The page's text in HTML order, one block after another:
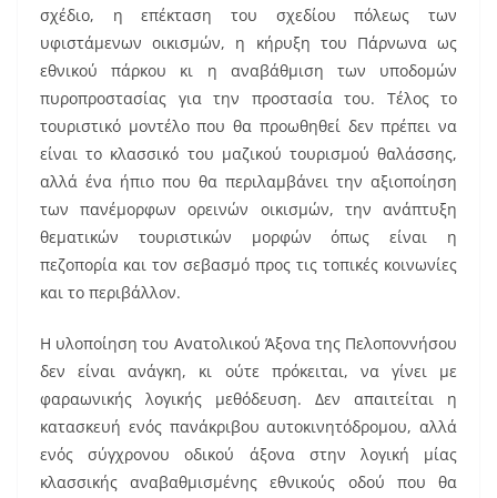
σχέδιο, η επέκταση του σχεδίου πόλεως των
υφιστάμενων οικισμών, η κήρυξη του Πάρνωνα ως
εθνικού πάρκου κι η αναβάθμιση των υποδομών
πυροπροστασίας για την προστασία του. Τέλος το
τουριστικό μοντέλο που θα προωθηθεί δεν πρέπει να
είναι το κλασσικό του μαζικού τουρισμού θαλάσσης,
αλλά ένα ήπιο που θα περιλαμβάνει την αξιοποίηση
των πανέμορφων ορεινών οικισμών, την ανάπτυξη
θεματικών τουριστικών μορφών όπως είναι η
πεζοπορία και τον σεβασμό προς τις τοπικές κοινωνίες
και το περιβάλλον.
Η υλοποίηση του Ανατολικού Άξονα της Πελοποννήσου
δεν είναι ανάγκη, κι ούτε πρόκειται, να γίνει με
φαραωνικής λογικής μεθόδευση. Δεν απαιτείται η
κατασκευή ενός πανάκριβου αυτοκινητόδρομου, αλλά
ενός σύγχρονου οδικού άξονα στην λογική μίας
κλασσικής αναβαθμισμένης εθνικούς οδού που θα